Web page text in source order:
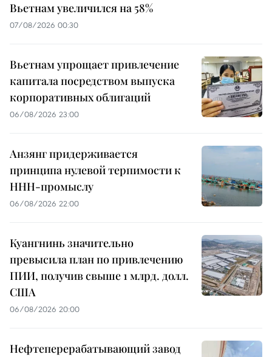
Вьетнам увеличился на 58%
07/08/2026 00:30
Вьетнам упрощает привлечение
капитала посредством выпуска
корпоративных облигаций
06/08/2026 23:00
Анзянг придерживается
принципа нулевой терпимости к
ННН-промыслу
06/08/2026 22:00
Куангнинь значительно
превысила план по привлечению
ПИИ, получив свыше 1 млрд. долл.
США
06/08/2026 20:00
Нефтеперерабатывающий завод